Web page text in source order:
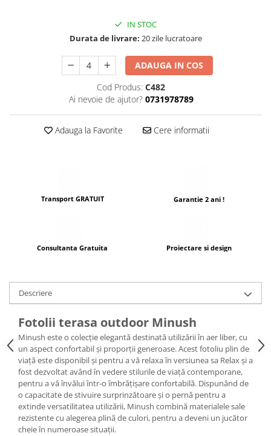
IN STOC
Durata de livrare: 20 zile lucratoare
ADAUGA IN COS
Cod Produs: C482
Ai nevoie de ajutor? 0731978789
Adauga la Favorite Cere informatii
Transport GRATUIT Garantie 2 ani !
Consultanta Gratuita Proiectare si design
Descriere
Fotolii terasa outdoor Minush
Minush este o colecție elegantă destinată utilizării în aer liber, cu
un aspect confortabil și proporții generoase. Acest fotoliu plin de
viață este disponibil și pentru a vă relaxa în versiunea sa Relax și a
fost dezvoltat având în vedere stilurile de viață contemporane,
pentru a vă învălui într-o îmbrățișare confortabilă. Dispunând de
o capacitate de stivuire surprinzătoare și o pernă pentru a
extinde versatilitatea utilizării, Minush combină materialele sale
rezistente cu alegerea plină de culori, pentru a deveni un jucător
cheie în numeroase situații.